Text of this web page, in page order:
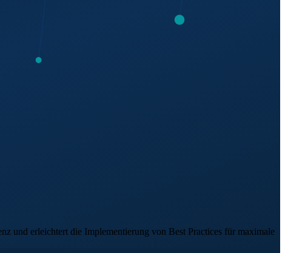
und erleichtert die Implementierung von Best Practices für maximale